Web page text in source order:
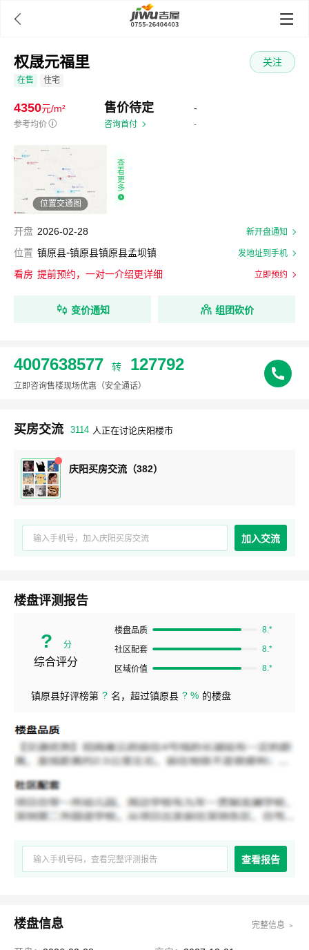

权晟元福里 关注
在售 住宅
4350元/m²
参考均价ⓘ
售价待定
咨询首付
-
-
位置交通图
查
看
更
多
开盘 2026-02-28 新开盘通知
位置 镇原县-镇原县镇原县孟坝镇 发地址到手机
看房 提前预约，一对一介绍更详细 立即预约
变价通知 组团砍价
4007638577 转 127792
立即咨询售楼现场优惠 （安全通话）
买房交流 3114 人正在讨论庆阳楼市
庆阳买房交流（382）
加入交流
楼盘评测报告
? 分
综合评分
镇原县好评榜第 ? 名，超过镇原县 ? % 的楼盘
楼盘品质 8.*
社区配套 8.*
区域价值 8.*
查看报告
楼盘信息 完整信息 ﹥